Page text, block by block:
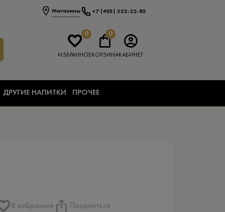
Магазины +7 (495) 222-22-85
0
ИЗБРАННОЕ
0
КОРЗИНАКАБИНЕТ
ДРУГИЕ НАПИТКИ ПРОЧЕЕ
В избранное Поделиться